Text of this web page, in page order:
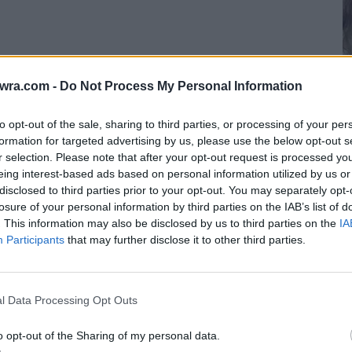
- Do Not Process My Personal Information
opt-out of the sale, sharing to third parties, or processing of your
for targeted advertising by us, please use the below opt-out
selection. Please note that after your opt-out request is processed
interest-based ads based on personal information utilized by us
to third parties prior to your opt-out. You may separately
of your personal information by third parties on the IAB’s list of
This information may also be disclosed by us to third parties on the
Participants that may further disclose it to other third parties.
Data Processing Opt Outs
opt-out of the Sharing of my personal data.
από μία σπάνια ασθένεια
γνωστή ως MND, ήλπιζε ότι μέσω του
του βάρη.
και μετά την προβολή του
μια αξιοσημείωτη φιλανθρωπική
τη φίλη του Wale, Rochelle, η οποία
τον Brad να κατακτήσει τα όνειρα
χιλιάδων ανθρώπων σε όλη τη χώρα.